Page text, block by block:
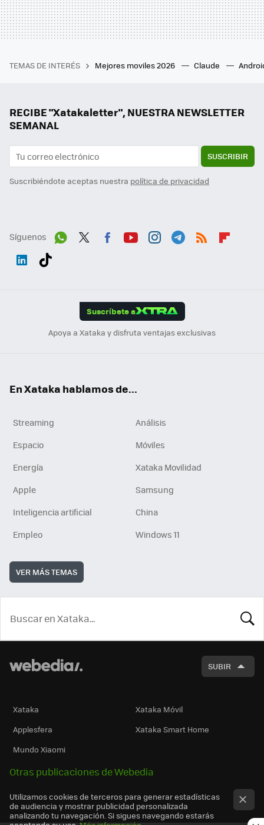
TEMAS DE INTERÉS Mejores moviles 2026 Claude
RECIBE "Xatakaletter", NUESTRA NEWSLETTER
SEMANAL
SUSCRIBIR
Suscribiéndote aceptas nuestra política de privacidad
Síguenos
Suscríbete a
Apoya a Xataka y disfruta ventajas exclusivas
En Xataka hablamos de...
Streaming
Análisis
Espacio
Móviles
Energía
Xataka Movilidad
Apple
Samsung
Inteligencia artificial
China
Empleo
Windows 11
VER MÁS TEMAS
SUBIR
Xataka
Xataka Móvil
Applesfera
Xataka Smart Home
Mundo Xiaomi
Otras publicaciones de Webedia
Utilizamos cookies de terceros para generar estadísticas
de audiencia y mostrar publicidad personalizada
analizando tu navegación. Si sigues navegando estarás